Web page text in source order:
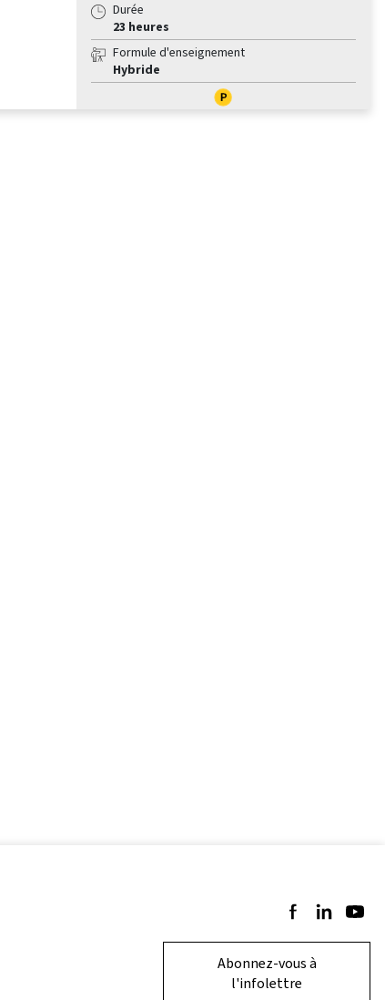
Durée
23 heures
Formule d'enseignement
Hybride
Suivez-nous sur
Suivez-
Abonnez-vous à
l'infolettre